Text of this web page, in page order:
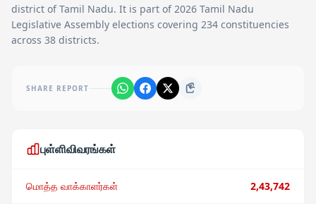
district of Tamil Nadu. It is part of 2026 Tamil Nadu
Legislative Assembly elections covering 234 constituencies
across 38 districts.
SHARE REPORT
புள்ளிவிவரங்கள்
மொத்த வாக்காளர்கள் 2,43,742